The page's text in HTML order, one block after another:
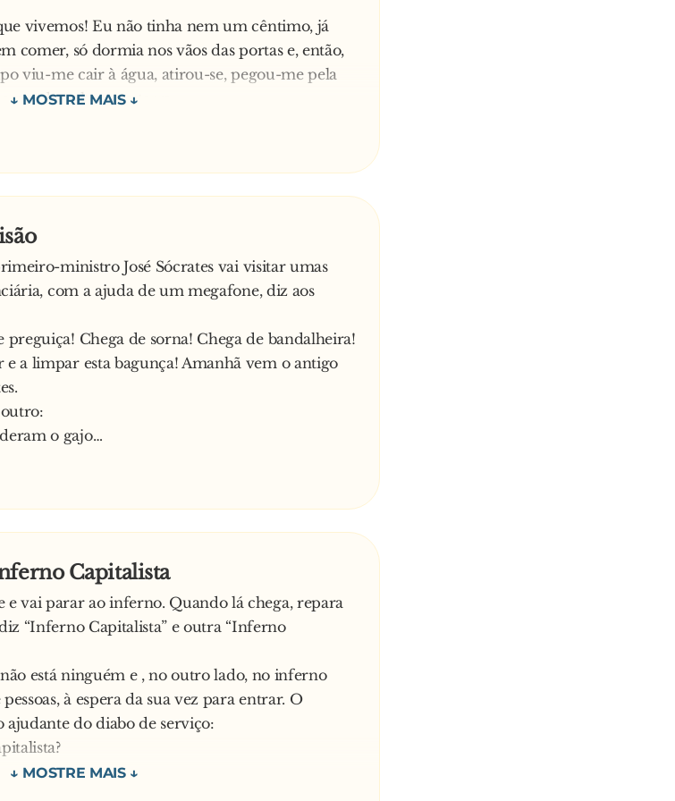
vivemos! Eu não tinha nem um cêntimo, já
comer, só dormia nos vãos das portas e, então,
viu-me cair à água, atirou-se, pegou-me pela
me de volta para terra
em refazeres a tua vida.
cêntimo?! O tipo é que foi muito
ministro José Sócrates vai visitar umas
com a ajuda de um megafone, diz aos
preguiça! Chega de sorna! Chega de bandalheira!
a limpar esta bagunça! Amanhã vem o antigo
o gajo…
Capitalista
vai parar ao inferno. Quando lá chega, repara
“Inferno Capitalista” e outra “Inferno
está ninguém e , no outro lado, no inferno
à espera da sua vez para entrar. O
do diabo de serviço:
caldeirão colocado em cima duma enorme